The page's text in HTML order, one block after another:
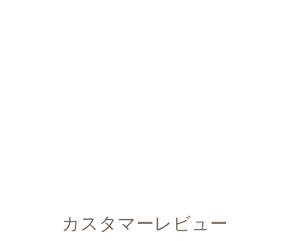
カスタマーレビュー